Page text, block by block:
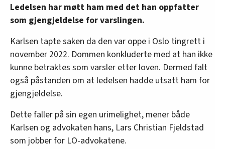
Ledelsen har møtt ham med det han oppfatter
som gjengjeldelse for varslingen.
Karlsen tapte saken da den var oppe i Oslo tingrett i
november 2022. Dommen konkluderte med at han ikke
kunne betraktes som varsler etter loven. Dermed falt
også påstanden om at ledelsen hadde utsatt ham for
gjengjeldelse.
Dette faller på sin egen urimelighet, mener både
Karlsen og advokaten hans, Lars Christian Fjeldstad
som jobber for LO-advokatene.